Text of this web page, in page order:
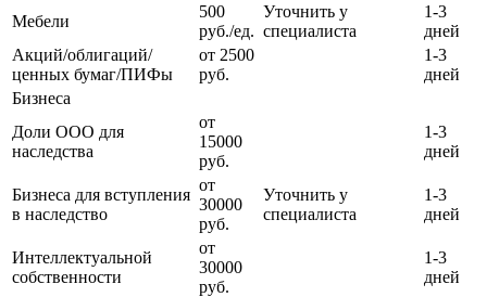
Уточнить у
специалиста
Мебели
500
руб./ед.
1-3
дней
Акций/облигаций/
ценных бумаг/ПИФы
от 2500
руб.
1-3
дней
Бизнеса
Доли ООО для
наследства
от
15000
руб.
Уточнить у
специалиста
1-3
дней
Бизнеса для вступления
в наследство
от
30000
руб.
1-3
дней
Интеллектуальной
собственности
от
30000
руб.
1-3
дней